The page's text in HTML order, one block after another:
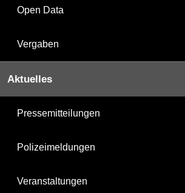
Open Data
Vergaben
Aktuelles
Pressemitteilungen
Polizeimeldungen
Veranstaltungen